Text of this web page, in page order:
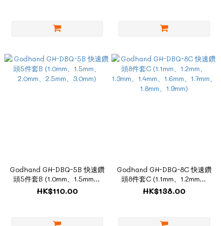
Godhand GH-DBQ-5B 快速鑽
頭5件套B (1.0mm、1.5mm、
2.0mm、2.5mm、3.0mm)
HK$110.00
Godhand GH-DBQ-8C 快速鑽
頭8件套C (1.1mm、1.2mm、
1.3mm、1.4mm、1.6mm、
1.7mm、1.8mm、1.9mm)
HK$138.00